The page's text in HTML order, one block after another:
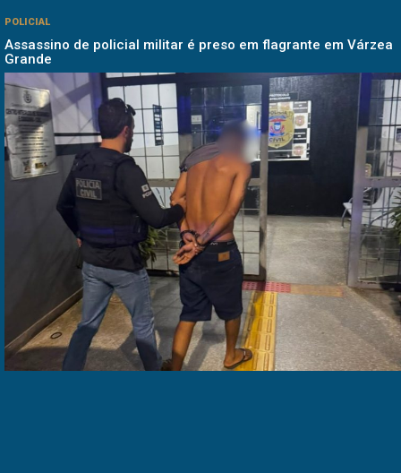
POLICIAL
Assassino de policial militar é preso em flagrante em Várzea
Grande